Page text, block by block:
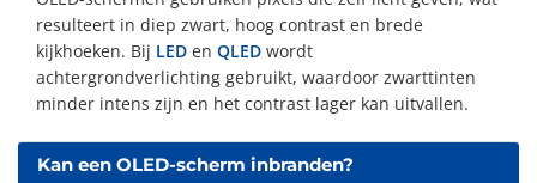
resulteert in diep zwart, hoog contrast en brede
kijkhoeken. Bij LED en QLED wordt
achtergrondverlichting gebruikt, waardoor zwarttinten
minder intens zijn en het contrast lager kan uitvallen.
Kan een OLED-scherm inbranden?